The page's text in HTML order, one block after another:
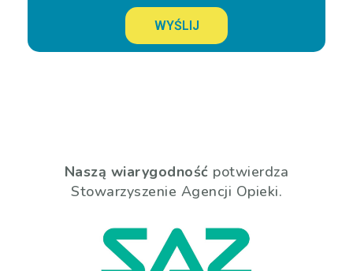
WYŚLIJ
Naszą wiarygodność potwierdza
Stowarzyszenie Agencji Opieki.